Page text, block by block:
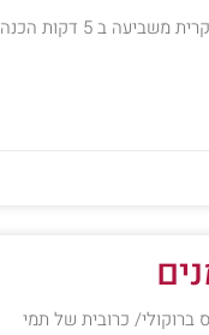
רצועות חזה עוף עם עלי בייבי- ארבע מנות *ארוחה עיקרית משביעה ב 5 דקות הכנה
ברוקולי/ כרובית של תמי